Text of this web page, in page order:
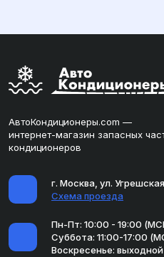
АвтоКондиционеры.com —
интернет-магазин запасных
кондиционеров
г. Москва, ул.
Схема проезда
Пн-Пт: 10:00 - 19:00
Суббота: 11:00-17:00
Воскресенье: выходной